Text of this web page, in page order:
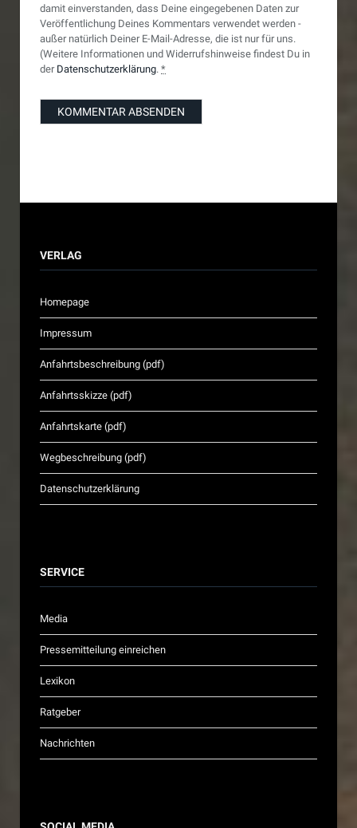
damit einverstanden, dass Deine eingegebenen Daten zur
Veröffentlichung Deines Kommentars verwendet werden -
außer natürlich Deiner E-Mail-Adresse, die ist nur für uns.
(Weitere Informationen und Widerrufshinweise findest Du in
der Datenschutzerklärung. *
VERLAG
Homepage
Impressum
Anfahrtsbeschreibung (pdf)
Anfahrtsskizze (pdf)
Anfahrtskarte (pdf)
Wegbeschreibung (pdf)
Datenschutzerklärung
SERVICE
Media
Pressemitteilung einreichen
Lexikon
Ratgeber
Nachrichten